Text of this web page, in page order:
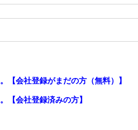
【会社登録がまだの方（無料）】
【会社登録済みの方】